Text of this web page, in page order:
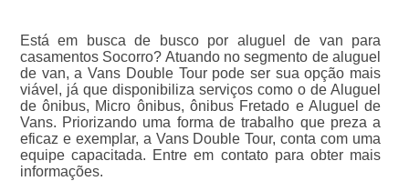
Está em busca de busco por aluguel de van para
casamentos Socorro? Atuando no segmento de aluguel
de van, a Vans Double Tour pode ser sua opção mais
viável, já que disponibiliza serviços como o de Aluguel
de ônibus, Micro ônibus, ônibus Fretado e Aluguel de
Vans. Priorizando uma forma de trabalho que preza a
eficaz e exemplar, a Vans Double Tour, conta com uma
equipe capacitada. Entre em contato para obter mais
informações.